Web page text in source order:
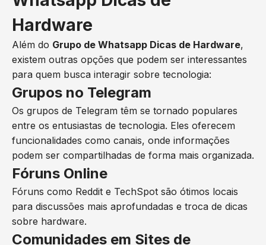
Hardware
Além do Grupo de Whatsapp Dicas de Hardware,
existem outras opções que podem ser interessantes
para quem busca interagir sobre tecnologia:
Grupos no Telegram
Os grupos de Telegram têm se tornado populares
entre os entusiastas de tecnologia. Eles oferecem
funcionalidades como canais, onde informações
podem ser compartilhadas de forma mais organizada.
Fóruns Online
Fóruns como Reddit e TechSpot são ótimos locais
para discussões mais aprofundadas e troca de dicas
sobre hardware.
Comunidades em Sites de